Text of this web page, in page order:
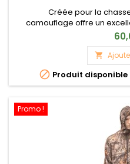
Créée pour la
camouflage offre un

 Produit
Promo !